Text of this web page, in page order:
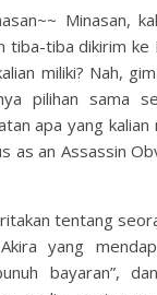
tiba-tiba dikirim ke
miliki? Nah,
pilihan sama
apa yang kalian
as an Assassin
tentang
yang
bayaran”,